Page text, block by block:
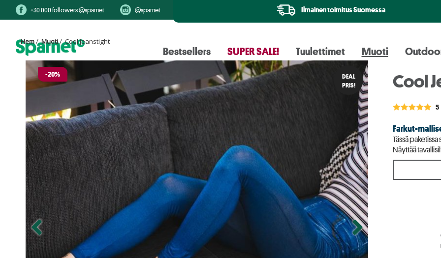
+30 000 followers @sparnet @sparnet Ilmainen toimitus Suomessa
Bestsellers SUPER SALE! Tuulettimet Muoti
Hem/Muoti/ Cool Jeanstight
DEAL
PRIS!
Cool
5
Farkut-
Tässä
Näyttää
-20%